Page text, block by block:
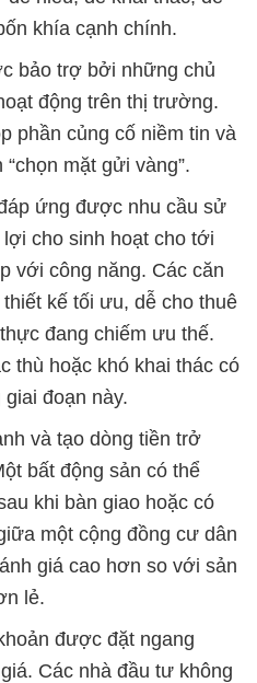
khía cạnh chính.
bảo trợ bởi những chủ
động trên thị trường.
phần củng cố niềm tin và
mặt gửi vàng”.
ứng được nhu cầu sử
cho sinh hoạt cho tới
với công năng. Các căn
kế tối ưu, dễ cho thuê
đang chiếm ưu thế.
thù hoặc khó khai thác có
đoạn này.
và tạo dòng tiền trở
bất động sản có thể
khi bàn giao hoặc có
một cộng đồng cư dân
giá cao hơn so với sản
lẻ.
được đặt ngang
Các nhà đầu tư không